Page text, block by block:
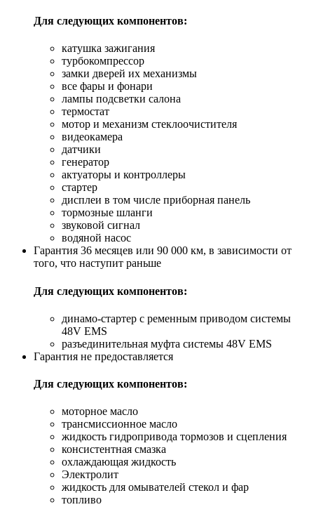
Для следующих компонентов:
катушка зажигания
турбокомпрессор
замки дверей их механизмы
все фары и фонари
лампы подсветки салона
термостат
мотор и механизм стеклоочистителя
видеокамера
датчики
генератор
актуаторы и контроллеры
стартер
дисплеи в том числе приборная панель
тормозные шланги
звуковой сигнал
водяной насос
Гарантия 36 месяцев или 90 000 км, в зависимости от
того, что наступит раньше
Для следующих компонентов:
динамо-стартер с ременным приводом системы
48V EMS
разъединительная муфта системы 48V EMS
Гарантия не предоставляется
Для следующих компонентов:
моторное масло
трансмиссионное масло
жидкость гидропривода тормозов и сцепления
консистентная смазка
охлаждающая жидкость
Электролит
жидкость для омывателей стекол и фар
топливо